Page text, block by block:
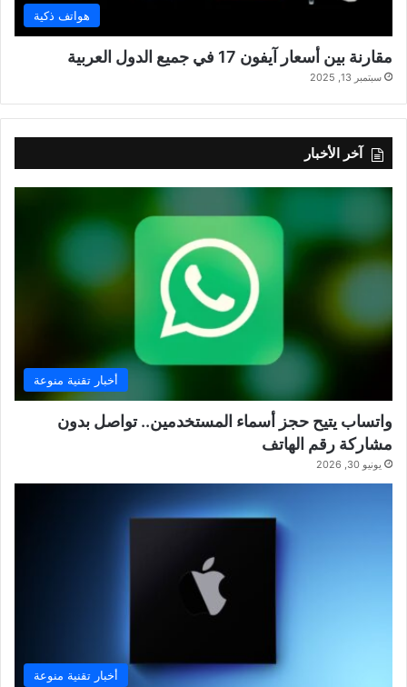
هواتف ذكية
مقارنة بين أسعار آيفون 17 في جميع الدول العربية
سبتمبر 13, 2025
آخر الأخبار
أخبار تقنية منوعة
واتساب يتيح حجز أسماء المستخدمين.. تواصل بدون
مشاركة رقم الهاتف
يونيو 30, 2026
أخبار تقنية منوعة